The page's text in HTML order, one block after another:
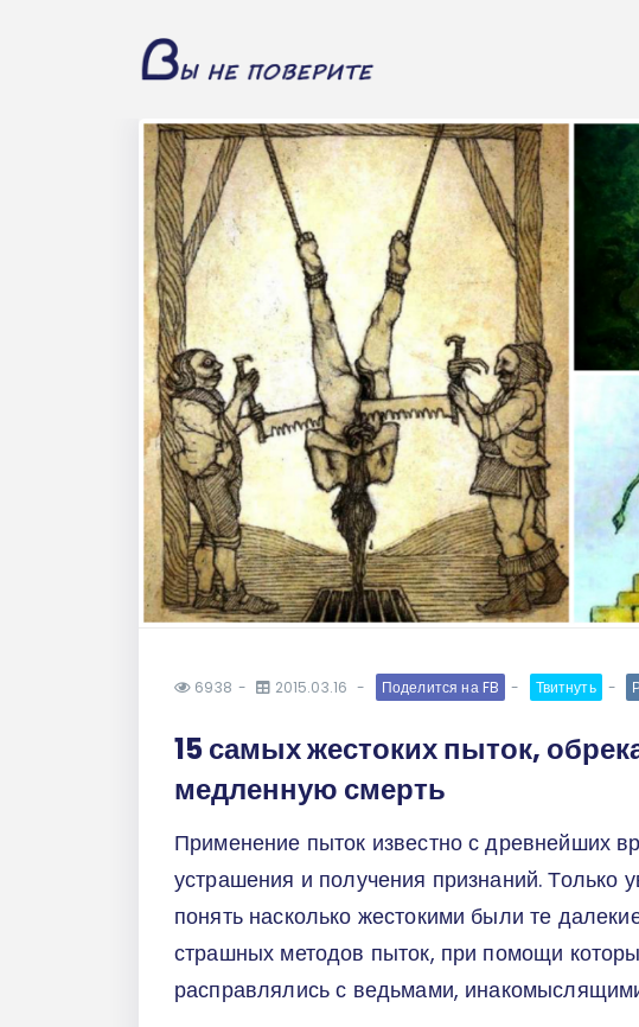
6938 2015.03.16 Поделится на FB Твитнуть
15 самых жестоких пыток,
медленную смерть
Применение пыток известно с древнейших
устрашения и получения признаний. Только
понять насколько жестокими были те
страшных методов пыток, при помощи
расправлялись с ведьмами,